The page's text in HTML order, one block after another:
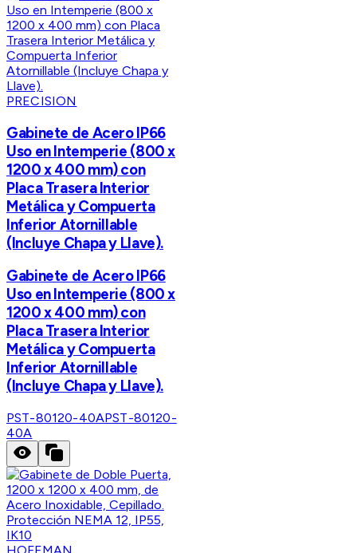
PRECISION
Gabinete de Acero IP66
Uso en Intemperie (800 x
1200 x 400 mm) con
Placa Trasera Interior
Metálica y Compuerta
Inferior Atornillable
(Incluye Chapa y Llave).
Gabinete de Acero IP66
Uso en Intemperie (800 x
1200 x 400 mm) con
Placa Trasera Interior
Metálica y Compuerta
Inferior Atornillable
(Incluye Chapa y Llave).
PST-80120-40APST-80120-
40A